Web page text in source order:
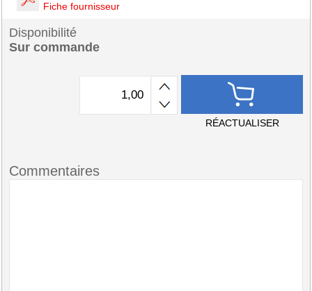
Fiche fournisseur
Disponibilité
Sur commande
RÉACTUALISER
Commentaires